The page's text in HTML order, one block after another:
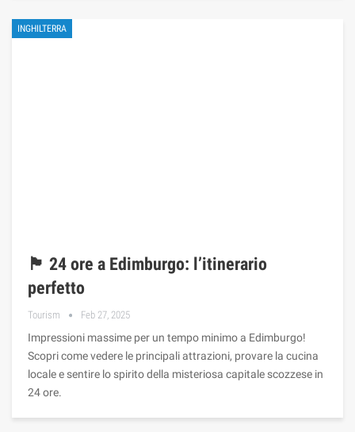
INGHILTERRA
🏴 24 ore a Edimburgo: l’itinerario
perfetto
Tourism Feb 27, 2025
Impressioni massime per un tempo minimo a Edimburgo!
Scopri come vedere le principali attrazioni, provare la cucina
locale e sentire lo spirito della misteriosa capitale scozzese in
24 ore.